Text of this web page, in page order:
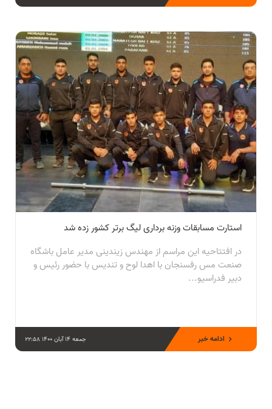
استارت مسابقات وزنه برداری لیگ برتر کشور زده شد
در افتتاحیه این مراسم از مهندس زیندینی مدیر عامل باشگاه
صنعت مس رفسنجان با اهدا لوح و تندیس با حضور رئیس و
دبیر فدراسیو...
جمعه 14 آبان 1400 22:58 ادامه خبر